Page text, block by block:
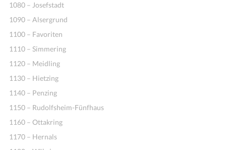
1080 – Josefstadt
1090 – Alsergrund
1100 – Favoriten
1110 – Simmering
1120 – Meidling
1130 – Hietzing
1140 – Penzing
1150 – Rudolfsheim-Fünfhaus
1160 – Ottakring
1170 – Hernals